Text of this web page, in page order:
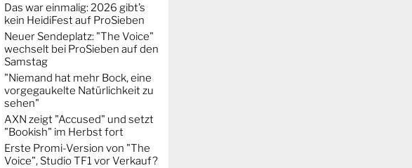
Das war einmalig: 2026 gibt’s
kein HeidiFest auf ProSieben
Neuer Sendeplatz: "The Voice"
wechselt bei ProSieben auf den
Samstag
"Niemand hat mehr Bock, eine
vorgegaukelte Natürlichkeit zu
sehen"
AXN zeigt "Accused" und setzt
"Bookish" im Herbst fort
Erste Promi-Version von "The
Voice", Studio TF1 vor Verkauf?